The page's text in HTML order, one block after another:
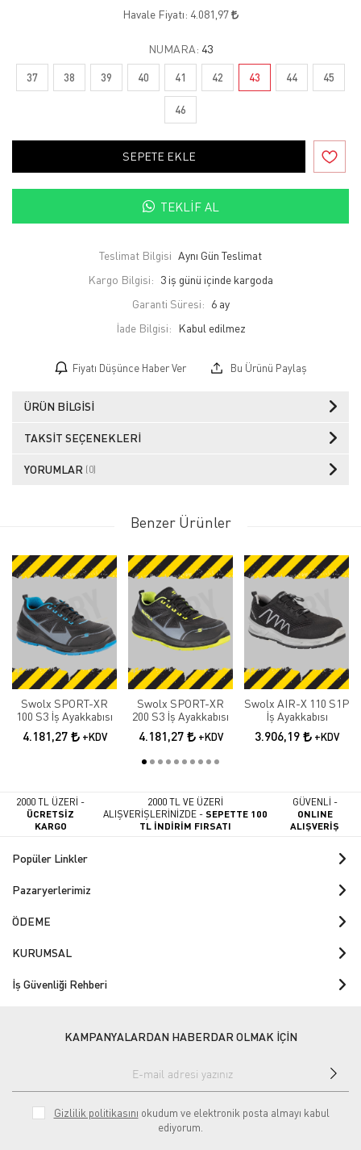
Havale Fiyatı: 4.081,97
NUMARA: 43
37 38 39 40 41 42 43 44 45
46
SEPETE EKLE
TEKLIF AL
Teslimat Bilgisi Aynı Gün Teslimat
Kargo Bilgisi: 3 iş günü içinde kargoda
Garanti Süresi: 6 ay
İade Bilgisi:
Fiyatı Düşünce Haber Ver Bu Ürünü Paylaş
ÜRÜN BILGISI
TAKSIT SEÇENEKLERI
YORUMLAR (0)
Benzer Ürünler
Swolx SPORT-XR
100 S3 İş Ayakkabısı
4.181,27 +KDV
Swolx SPORT-XR
200 S3 İş Ayakkabısı
4.181,27 +KDV
Swolx AIR-X 110 S1P
İş Ayakkabısı
3.906,19 +KDV
2000 TL ÜZERİ -
ÜCRETSİZ
KARGO
2000 TL VE ÜZERİ
ALIŞVERİŞLERİNİZDE -SEPETTE 100
TL İNDİRİM FIRSATI
GÜVENLİ -
ONLINE
ALIŞVERİŞ
Popüler Linkler
Pazaryerlerimiz
ÖDEME
KURUMSAL
İş Güvenliği Rehberi
KAMPANYALARDAN HABERDAR OLMAK İÇİN
Gizlilik politikasını okudum ve elektronik posta almayı kabul
ediyorum.